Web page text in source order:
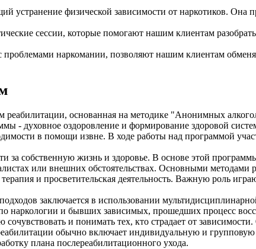
физической зависимости от наркотиков. Она
сессии, которые помогают нашим клиентам
наркомании, позволяют нашим клиентам
основанная на методике "Анонимных
- духовное оздоровление и формирование здоровой
в помощи извне. В ходе работы над программой
за собственную жизнь и здоровье. В основе этой
или внешних обстоятельствах. Основными методами
и просветительская деятельность. Важную роль
заключается в использовании
наркологии и бывших зависимых, прошедших процесс
и понимать тех, кто страдает от
обычно включает индивидуальную и
плана послереабилитационного ухода.